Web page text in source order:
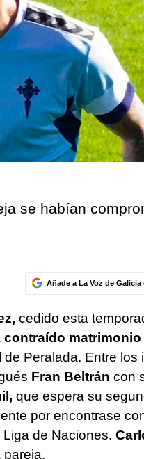
se habían
Añade a La Voz de Galicia
cedido esta
contraído matrimonio
Peralada. Entre los
Fran Beltrán con
que espera su
por encontrase
de Naciones.
pareja.